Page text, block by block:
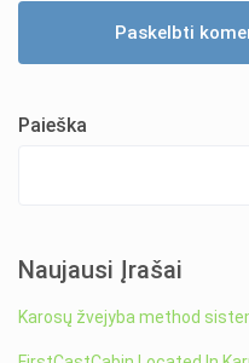
Paieška
Naujausi Įrašai
Karosų žvejyba method